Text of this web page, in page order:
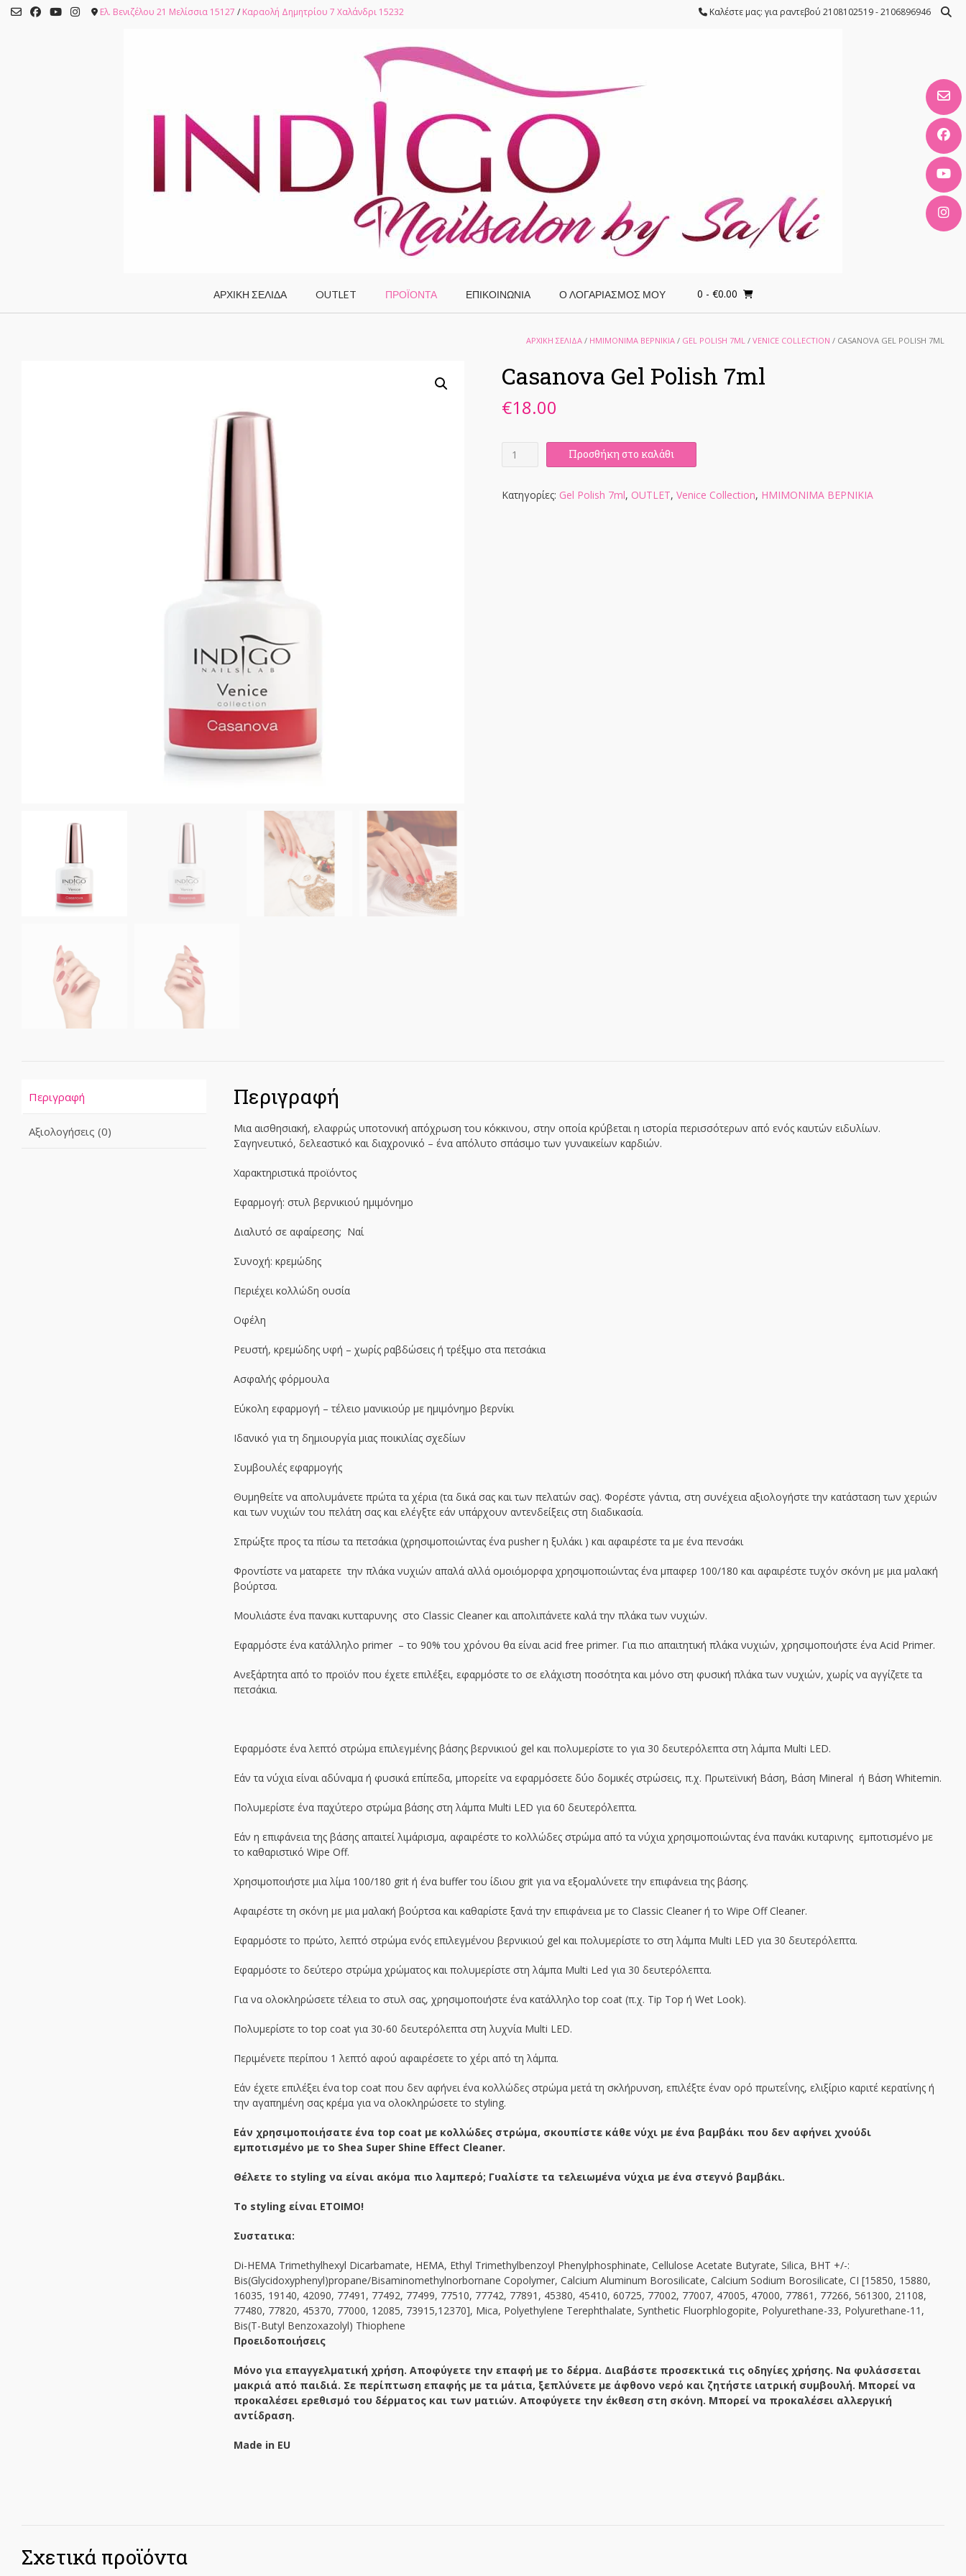
Skip
Ελ. Βενιζέλου 21 Μελίσσια 15127 / Καραολή Δημητρίου 7 Χαλάνδρι 15232 Καλέστε μας: για ραντεβού 2108102519 - 2106896946
ΑΡΧΙΚΗ ΣΕΛΙΔΑ OUTLET ΠΡΟΪΌΝΤΑ ΕΠΙΚΟΙΝΩΝΙΑ Ο ΛΟΓΑΡΙΑΣΜΌΣ ΜΟΥ 0 - €0.00
ΑΡΧΙΚΉ ΣΕΛΊΔΑ / ΗΜΙΜΟΝΙΜΑ ΒΕΡΝΙΚΙΑ / GEL POLISH 7ML / VENICE COLLECTION / CASANOVA GEL POLISH 7ML
Casanova Gel Polish 7ml
€18.00
Casanova
7ml
Προσθήκη στο καλάθι
Κατηγορίες: Gel Polish 7ml, OUTLET, Venice Collection, ΗΜΙΜΟΝΙΜΑ ΒΕΡΝΙΚΙΑ
Περιγραφή
Αξιολογήσεις (0)
Περιγραφή
Μια αισθησιακή, ελαφρώς υποτονική απόχρωση του κόκκινου, στην οποία κρύβεται η ιστορία περισσότερων από ενός καυτών ειδυλίων.
Σαγηνευτικό, δελεαστικό και διαχρονικό – ένα απόλυτο σπάσιμο των γυναικείων καρδιών.
Χαρακτηριστικά προϊόντος
Εφαρμογή: στυλ βερνικιού ημιμόνημο
Διαλυτό σε αφαίρεσης; Ναί
Συνοχή: κρεμώδης
Περιέχει κολλώδη ουσία
Οφέλη
Ρευστή, κρεμώδης υφή – χωρίς ραβδώσεις ή τρέξιμο στα πετσάκια
Ασφαλής φόρμουλα
Εύκολη εφαρμογή – τέλειο μανικιούρ με ημιμόνημο βερνίκι
Ιδανικό για τη δημιουργία μιας ποικιλίας σχεδίων
Συμβουλές εφαρμογής
Θυμηθείτε να απολυμάνετε πρώτα τα χέρια (τα δικά σας και των πελατών σας). Φορέστε γάντια, στη συνέχεια αξιολογήστε την κατάσταση των χεριών
και των νυχιών του πελάτη σας και ελέγξτε εάν υπάρχουν αντενδείξεις στη διαδικασία.
Σπρώξτε προς τα πίσω τα πετσάκια (χρησιμοποιώντας ένα pusher η ξυλάκι ) και αφαιρέστε τα με ένα πενσάκι
Φροντίστε να ματαρετε την πλάκα νυχιών απαλά αλλά ομοιόμορφα χρησιμοποιώντας ένα μπαφερ 100/180 και αφαιρέστε τυχόν σκόνη με μια μαλακή
βούρτσα.
Μουλιάστε ένα πανακι κυτταρυνης στο Classic Cleaner και απολιπάνετε καλά την πλάκα των νυχιών.
Εφαρμόστε ένα κατάλληλο primer – το 90% του χρόνου θα είναι acid free primer. Για πιο απαιτητική πλάκα νυχιών, χρησιμοποιήστε ένα Acid Primer.
Ανεξάρτητα από το προϊόν που έχετε επιλέξει, εφαρμόστε το σε ελάχιστη ποσότητα και μόνο στη φυσική πλάκα των νυχιών, χωρίς να αγγίζετε τα
πετσάκια.
Εφαρμόστε ένα λεπτό στρώμα επιλεγμένης βάσης βερνικιού gel και πολυμερίστε το για 30 δευτερόλεπτα στη λάμπα Multi LED.
Εάν τα νύχια είναι αδύναμα ή φυσικά επίπεδα, μπορείτε να εφαρμόσετε δύο δομικές στρώσεις, π.χ. Πρωτεϊνική Βάση, Βάση Mineral ή Βάση Whitemin.
Πολυμερίστε ένα παχύτερο στρώμα βάσης στη λάμπα Multi LED για 60 δευτερόλεπτα.
Εάν η επιφάνεια της βάσης απαιτεί λιμάρισμα, αφαιρέστε το κολλώδες στρώμα από τα νύχια χρησιμοποιώντας ένα πανάκι κυταρινης εμποτισμένο με
το καθαριστικό Wipe Off.
Χρησιμοποιήστε μια λίμα 100/180 grit ή ένα buffer του ίδιου grit για να εξομαλύνετε την επιφάνεια της βάσης.
Αφαιρέστε τη σκόνη με μια μαλακή βούρτσα και καθαρίστε ξανά την επιφάνεια με το Classic Cleaner ή το Wipe Off Cleaner.
Εφαρμόστε το πρώτο, λεπτό στρώμα ενός επιλεγμένου βερνικιού gel και πολυμερίστε το στη λάμπα Multi LED για 30 δευτερόλεπτα.
Εφαρμόστε το δεύτερο στρώμα χρώματος και πολυμερίστε στη λάμπα Multi Led για 30 δευτερόλεπτα.
Για να ολοκληρώσετε τέλεια το στυλ σας, χρησιμοποιήστε ένα κατάλληλο top coat (π.χ. Tip Top ή Wet Look).
Πολυμερίστε το top coat για 30-60 δευτερόλεπτα στη λυχνία Multi LED.
Περιμένετε περίπου 1 λεπτό αφού αφαιρέσετε το χέρι από τη λάμπα.
Εάν έχετε επιλέξει ένα top coat που δεν αφήνει ένα κολλώδες στρώμα μετά τη σκλήρυνση, επιλέξτε έναν ορό πρωτεΐνης, ελιξίριο καριτέ κερατίνης ή
την αγαπημένη σας κρέμα για να ολοκληρώσετε το styling.
Εάν χρησιμοποιήσατε ένα top coat με κολλώδες στρώμα, σκουπίστε κάθε νύχι με ένα βαμβάκι που δεν αφήνει χνούδι
εμποτισμένο με το Shea Super Shine Effect Cleaner.
Θέλετε το styling να είναι ακόμα πιο λαμπερό; Γυαλίστε τα τελειωμένα νύχια με ένα στεγνό βαμβάκι.
Το styling είναι ΕΤΟΙΜΟ!
Συστατικα:
Di-HEMA Trimethylhexyl Dicarbamate, HEMA, Ethyl Trimethylbenzoyl Phenylphosphinate, Cellulose Acetate Butyrate, Silica, BHT +/-:
Bis(Glycidoxyphenyl)propane/Bisaminomethylnorbornane Copolymer, Calcium Aluminum Borosilicate, Calcium Sodium Borosilicate, CI [15850, 15880,
16035, 19140, 42090, 77491, 77492, 77499, 77510, 77742, 77891, 45380, 45410, 60725, 77002, 77007, 47005, 47000, 77861, 77266, 561300, 21108,
77480, 77820, 45370, 77000, 12085, 73915,12370], Mica, Polyethylene Terephthalate, Synthetic Fluorphlogopite, Polyurethane-33, Polyurethane-11,
Bis(T-Butyl Benzoxazolyl) Thiophene
Προειδοποιήσεις
Μόνο για επαγγελματική χρήση. Αποφύγετε την επαφή με το δέρμα. Διαβάστε προσεκτικά τις οδηγίες χρήσης. Να φυλάσσεται
μακριά από παιδιά. Σε περίπτωση επαφής με τα μάτια, ξεπλύνετε με άφθονο νερό και ζητήστε ιατρική συμβουλή. Μπορεί να
προκαλέσει ερεθισμό του δέρματος και των ματιών. Αποφύγετε την έκθεση στη σκόνη. Μπορεί να προκαλέσει αλλεργική
αντίδραση.
Made in EU
Σχετικά προϊόντα